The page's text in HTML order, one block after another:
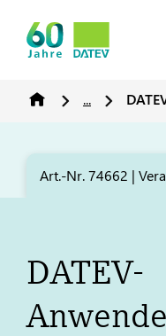
...
Art.-Nr. 74662 |
DATEV-